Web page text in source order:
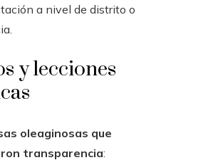
a nivel de distrito o
y lecciones
oleaginosas que
transparencia: